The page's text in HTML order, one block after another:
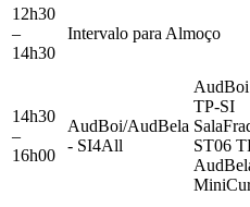
12h30
–
14h30
Intervalo para Almoço
14h30
–
16h00
AudBoi/AudBela
- SI4All
TP-SI
ST06